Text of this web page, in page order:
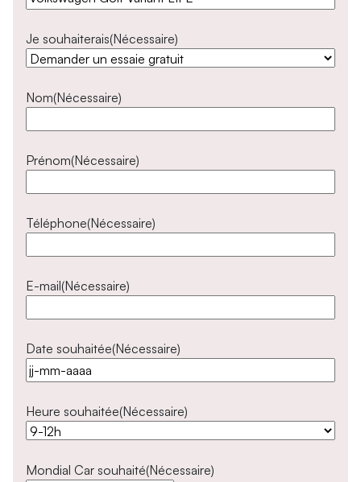
Je souhaiterais(Nécessaire)
Nom(Nécessaire)
Prénom(Nécessaire)
Téléphone(Nécessaire)
E-mail(Nécessaire)
Date souhaitée(Nécessaire)
Heure souhaitée(Nécessaire)
Mondial Car souhaité(Nécessaire)